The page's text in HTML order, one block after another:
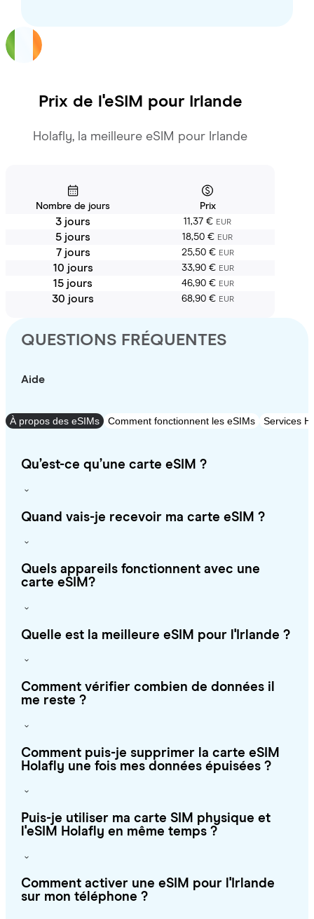
Prix de l'eSIM pour Irlande
Holafly, la meilleure eSIM pour Irlande
Nombre de jours Prix
3 jours 11,37 € EUR
5 jours 18,50 € EUR
7 jours 25,50 € EUR
10 jours 33,90 € EUR
15 jours 46,90 € EUR
30 jours 68,90 € EUR
QUESTIONS FRÉQUENTES
Aide
À propos des eSIMs Comment fonctionnent les eSIMs Services
Qu’est-ce qu’une carte eSIM ?
Quand vais-je recevoir ma carte eSIM ?
Quels appareils fonctionnent avec une
carte eSIM?
Quelle est la meilleure eSIM pour l'Irlande ?
Comment vérifier combien de données il
me reste ?
Comment puis-je supprimer la carte eSIM
Holafly une fois mes données épuisées ?
Puis-je utiliser ma carte SIM physique et
l'eSIM Holafly en même temps ?
Comment activer une eSIM pour l'Irlande
sur mon téléphone ?